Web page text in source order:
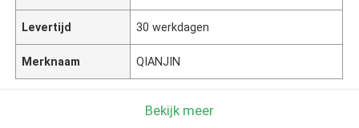
Levertijd 30 werkdagen
Merknaam QIANJIN
Bekijk meer